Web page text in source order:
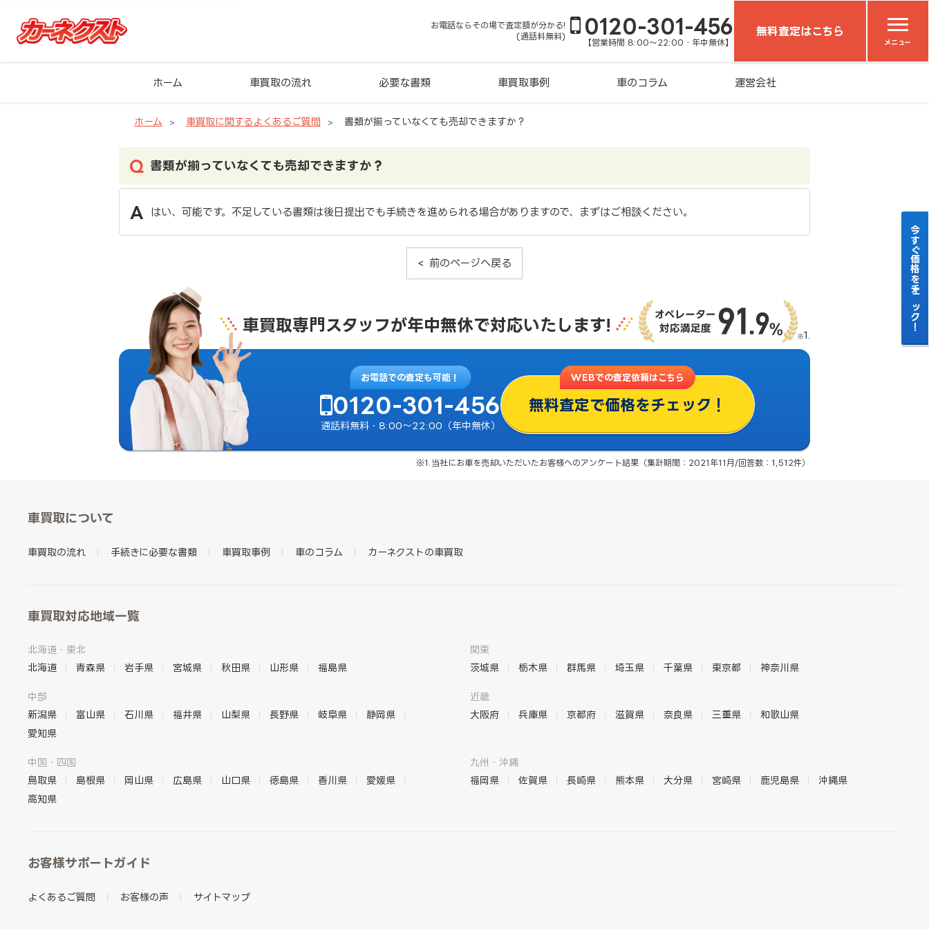
お電話ならその場で査定額が分かる!
(通話料無料)
0120-301-456
【営業時間 8:00～22:00・年中無休】
無料査定はこちら
メニュー
ホーム 車買取の流れ 必要な書類 車買取事例 車のコラム 運営会社
ホーム 車買取に関するよくあるご質問 書類が揃っていなくても売却できますか？
書類が揃っていなくても売却できますか？
はい、可能です。不足している書類は後日提出でも手続きを進められる場合がありますので、まずはご相談ください。
前のページへ戻る
車買取専門スタッフが年中無休で対応いたします!
お電話での査定も可能！
0120-301-456
通話料無料・8:00〜22:00（年中無休）
WEBでの査定依頼はこちら
無料査定で価格をチェック！
※1.当社にお車を売却いただいたお客様へのアンケート結果（集計期間：2021年11月/回答数：1,512件）
車買取について
車買取の流れ 手続きに必要な書類 車買取事例 車のコラム カーネクストの車買取
車買取対応地域一覧
北海道・東北
北海道
青森県 岩手県 宮城県 秋田県 山形県 福島県
関東
茨城県
栃木県 群馬県 埼玉県 千葉県 東京都 神奈川県
中部
新潟県
富山県 石川県 福井県 山梨県 長野県 岐阜県
静岡県
愛知県
近畿
大阪府
兵庫県 京都府 滋賀県 奈良県 三重県 和歌山県
中国・四国
鳥取県
島根県 岡山県 広島県 山口県 徳島県 香川県
愛媛県
高知県
九州・沖縄
福岡県
佐賀県 長崎県 熊本県 大分県 宮崎県 鹿児島県 沖縄県
お客様サポートガイド
よくあるご質問 お客様の声 サイトマップ
今すぐ価格をチェック！